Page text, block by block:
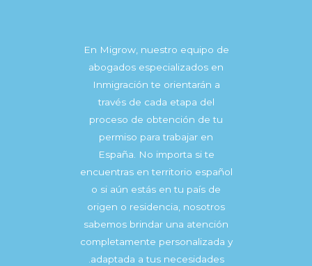
En Migrow, nuestro equipo de
abogados especializados en
Inmigración te orientarán a
través de cada etapa del
proceso de obtención de tu
permiso para trabajar en
España. No importa si te
encuentras en territorio español
o si aún estás en tu país de
origen o residencia, nosotros
sabemos brindar una atención
completamente personalizada y
adaptada a tus necesidades.